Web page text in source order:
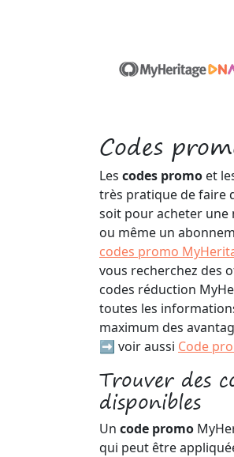
Codes
Les codes promo et
très pratique de faire
soit pour acheter une
ou même un
codes promo
vous recherchez des
codes réduction
toutes les
maximum des
➡️ voir aussi Code
Trouver des
disponibles
Un code promo
qui peut être